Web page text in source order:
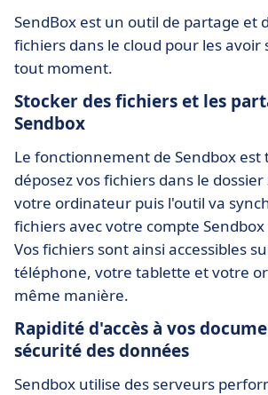
SendBox est un outil de partage et
fichiers dans le cloud pour les avoir
tout moment.
Stocker des fichiers et les
Sendbox
Le fonctionnement de Sendbox est
déposez vos fichiers dans le dossier
votre ordinateur puis l'outil va
fichiers avec votre compte Sendbox
Vos fichiers sont ainsi accessibles
téléphone, votre tablette et votre
même manière.
Rapidité d'accès à vos
sécurité des données
Sendbox utilise des serveurs